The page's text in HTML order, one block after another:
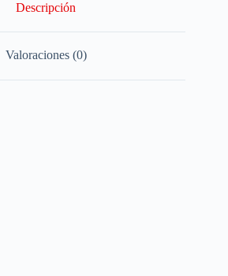
Descripción
Valoraciones (0)